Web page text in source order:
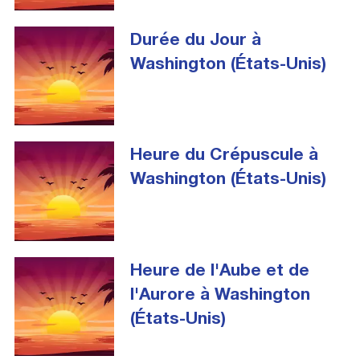
Durée du Jour à
Washington (États-Unis)
Heure du Crépuscule à
Washington (États-Unis)
Heure de l'Aube et de
l'Aurore à Washington
(États-Unis)